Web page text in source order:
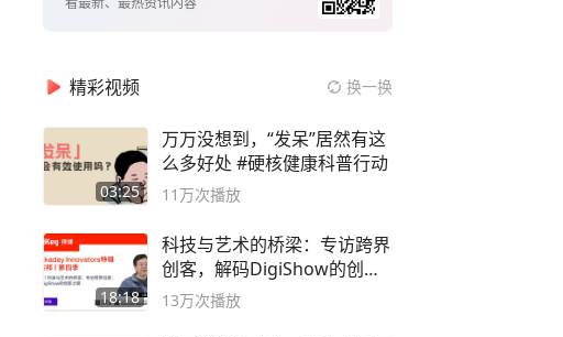
精彩视频 换一换
03:25
万万没想到，“发呆”居然有这
么多好处 #硬核健康科普行动
11万次播放
18:18
科技与艺术的桥梁：专访跨界
创客，解码DigiShow的创新
之路
13万次播放